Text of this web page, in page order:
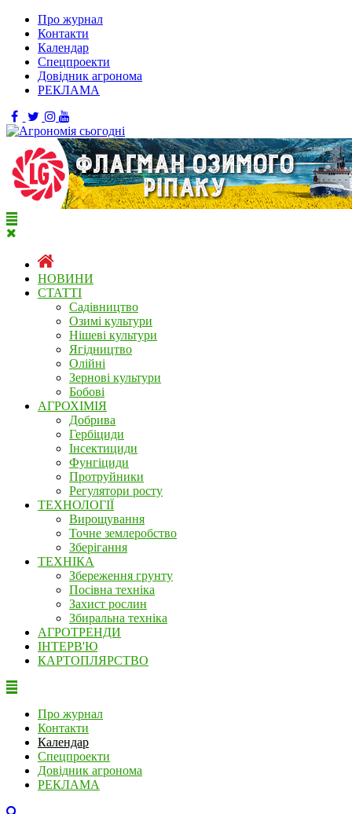
Про журнал
Контакти
Календар
Спецпроекти
Довідник агронома
РЕКЛАМА
НОВИНИ
СТАТТІ
Садівництво
Озимі культури
Нішеві культури
Ягідництво
Олійні
Зернові культури
Бобові
АГРОХІМІЯ
Добрива
Гербіциди
Інсектициди
Фунгіциди
Протруйники
Регулятори росту
ТЕХНОЛОГІЇ
Вирощування
Точне землеробство
Зберігання
ТЕХНІКА
Збереження грунту
Посівна техніка
Захист рослин
Збиральна техніка
АГРОТРЕНДИ
ІНТЕРВ'Ю
КАРТОПЛЯРСТВО
Про журнал
Контакти
Календар
Спецпроекти
Довідник агронома
РЕКЛАМА